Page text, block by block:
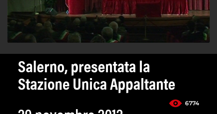
Salerno, presentata la
Stazione Unica Appaltante
6774